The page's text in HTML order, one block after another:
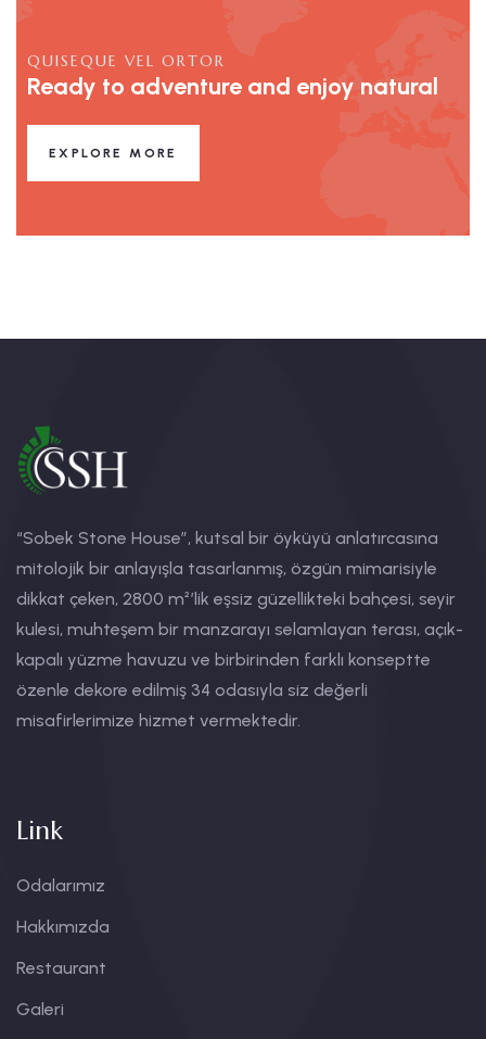
QUISEQUE VEL ORTOR
Ready to adventure and enjoy natural
EXPLORE MORE
“Sobek Stone House”, kutsal bir öyküyü anlatırcasına
mitolojik bir anlayışla tasarlanmış, özgün mimarisiyle
dikkat çeken, 2800 m²’lik eşsiz güzellikteki bahçesi, seyir
kulesi, muhteşem bir manzarayı selamlayan terası, açık-
kapalı yüzme havuzu ve birbirinden farklı konseptte
özenle dekore edilmiş 34 odasıyla siz değerli
misafirlerimize hizmet vermektedir.
Link
Odalarımız
Hakkımızda
Restaurant
Galeri